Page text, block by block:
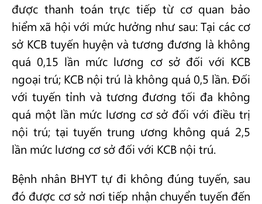
được thanh toán trực tiếp từ cơ quan bảo
hiểm xã hội với mức hưởng như sau: Tại các cơ
sở KCB tuyến huyện và tương đương là không
quá 0,15 lần mức lương cơ sở đối với KCB
ngoại trú; KCB nội trú là không quá 0,5 lần. Đối
với tuyến tỉnh và tương đương tối đa không
quá một lần mức lương cơ sở đối với điều trị
nội trú; tại tuyến trung ương không quá 2,5
lần mức lương cơ sở đối với KCB nội trú.
Bệnh nhân BHYT tự đi không đúng tuyến, sau
đó được cơ sở nơi tiếp nhận chuyển tuyến đến